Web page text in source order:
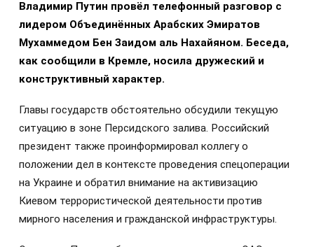
Владимир Путин провёл телефонный разговор с
лидером Объединённых Арабских Эмиратов
Мухаммедом Бен Заидом аль Нахайяном. Беседа,
как сообщили в Кремле, носила дружеский и
конструктивный характер.
Главы государств обстоятельно обсудили текущую
ситуацию в зоне Персидского залива. Российский
президент также проинформировал коллегу о
положении дел в контексте проведения спецоперации
на Украине и обратил внимание на активизацию
Киевом террористической деятельности против
мирного населения и гражданской инфраструктуры.